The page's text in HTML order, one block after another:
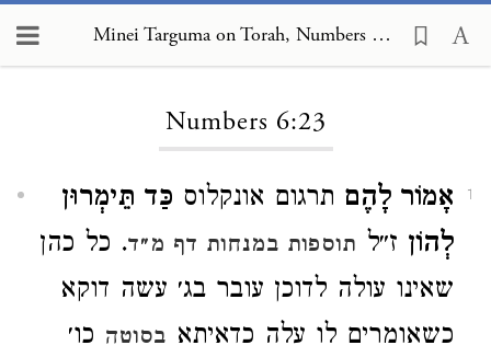
Minei Targuma on Torah, Numbers 6:23
Numbers 6:23
1 אָמוֹר לָהֶם תרגום אונקלוס כַּד תֵּימְרוּן
לְהוֹן ז״ל תוספות במנחות דף מ״ד. כל כהן
שאינו עולה לדוכן עובר בג׳ עשה דוקא
כשאומרים לו עלה כדאיתא בסוטה כו׳